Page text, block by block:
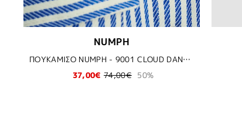
NUMPH
ΠΟΥΚΑΜΙΣΟ NUMPH - 9001 CLOUD DANCER
37,00€ 74,00€ 50%